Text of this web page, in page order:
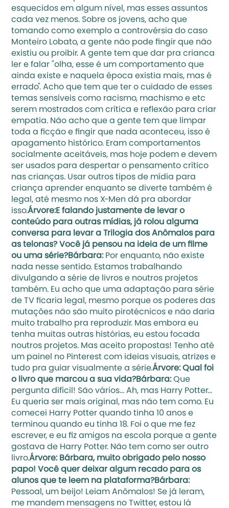
esquecidos em algum nível, mas esses assuntos
cada vez menos. Sobre os jovens, acho que
tomando como exemplo a controvérsia do caso
Monteiro Lobato, a gente não pode fingir que não
existiu ou proibir. A gente tem que dar pra crianca
ler e falar "olha, esse é um comportamento que
ainda existe e naquela época existia mais, mas é
errado". Acho que tem que ter o cuidado de esses
temas sensíveis como racismo, machismo e etc
serem mostrados com crítica e reflexão para criar
empatia. Não acho que a gente tem que limpar
toda a ficção e fingir que nada aconteceu, isso é
apagamento histórico. Eram comportamentos
socialmente aceitáveis, mas hoje podem e devem
ser usados para despertar o pensamento crítico
nas crianças. Usar outros tipos de mídia para
criança aprender enquanto se diverte também é
legal, até mesmo nos X-Men dá pra abordar
isso.Árvore:E falando justamente de levar o
conteúdo para outras mídias, já rolou alguma
conversa para levar a Trilogia dos Anômalos para
as telonas? Você já pensou na ideia de um filme
ou uma série?Bárbara: Por enquanto, não existe
nada nesse sentido. Estamos trabalhando
divulgando a série de livros e noutros projetos
também. Eu acho que uma adaptação para série
de TV ficaria legal, mesmo porque os poderes das
mutações não são muito pirotécnicos e não daria
muito trabalho pra reproduzir. Mas embora eu
tenha muitas outras histórias, eu estou focada
noutros projetos. Mas aceito propostas! Tenho até
um painel no Pinterest com ideias visuais, atrizes e
tudo pra guiar visualmente a série.Árvore: Qual foi
o livro que marcou a sua vida?Bárbara: Que
pergunta difícil! São vários… Ah, mas Harry Potter…
Eu queria ser mais original, mas não tem como. Eu
comecei Harry Potter quando tinha 10 anos e
terminou quando eu tinha 18. Foi o que me fez
escrever, e eu fiz amigos na escola porque a gente
gostava de Harry Potter. Não tem como ser outro
livro.Árvore: Bárbara, muito obrigado pelo nosso
papo! Você quer deixar algum recado para os
alunos que te leem na plataforma?Bárbara:
Pessoal, um beijo! Leiam Anômalos! Se já leram,
me mandem mensagens no Twitter, estou lá